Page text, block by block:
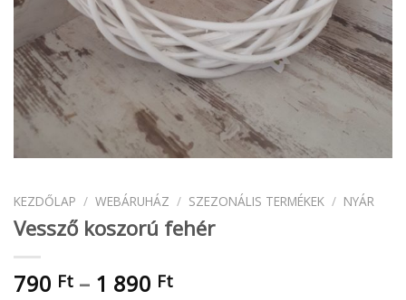
KEZDŐLAP / WEBÁRUHÁZ / SZEZONÁLIS TERMÉKEK / NYÁR
Vessző koszorú fehér
790 Ft – 1 890 FtÁrtartomány: